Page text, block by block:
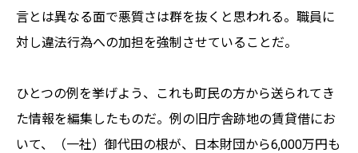
言とは異なる面で悪質さは群を抜くと思われる。職員に
対し違法行為への加担を強制させていることだ。
ひとつの例を挙げよう、これも町民の方から送られてき
た情報を編集したものだ。例の旧庁舎跡地の賃貸借にお
いて、（一社）御代田の根が、日本財団から6,000万円も